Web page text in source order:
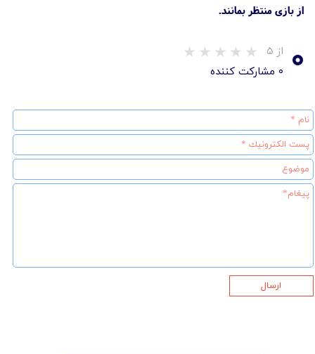
از بازی منتظر بمانند.
۰ از ۵
۰ مشارکت کننده
ارسال